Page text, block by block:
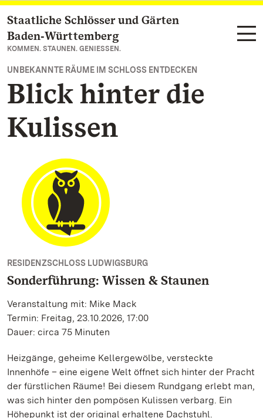
Zum Hauptinhalt springen
Staatliche Schlösser und Gärten
Baden‑Württemberg
KOMMEN. STAUNEN. GENIESSEN.
UNBEKANNTE RÄUME IM SCHLOSS ENTDECKEN
Blick hinter die
Kulissen
RESIDENZSCHLOSS LUDWIGSBURG
Sonderführung: Wissen & Staunen
Veranstaltung mit: Mike Mack
Termin: Freitag, 23.10.2026, 17:00
Dauer: circa 75 Minuten
Heizgänge, geheime Kellergewölbe, versteckte
Innenhöfe – eine eigene Welt öffnet sich hinter der Pracht
der fürstlichen Räume! Bei diesem Rundgang erlebt man,
was sich hinter den pompösen Kulissen verbarg. Ein
Höhepunkt ist der original erhaltene Dachstuhl.